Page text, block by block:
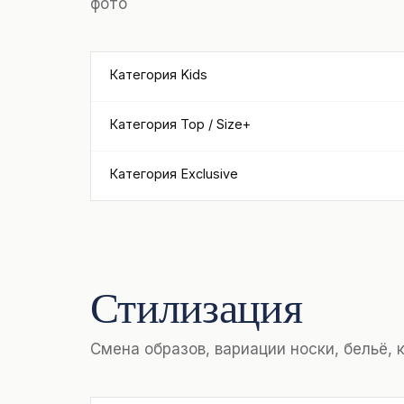
фото
Категория Kids
Категория Top / Size+
Категория Exclusive
Стилизация
Смена образов, вариации носки, бельё,